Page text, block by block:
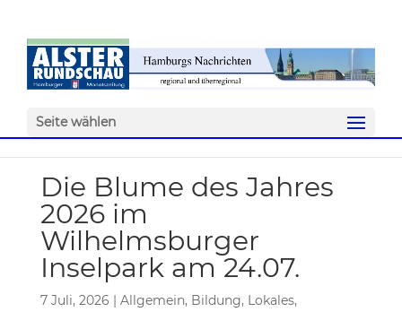
Seite wählen
Die Blume des Jahres
2026 im
Wilhelmsburger
Inselpark am 24.07.
7 Juli, 2026 | Allgemein, Bildung, Lokales,